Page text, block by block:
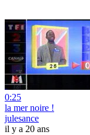
0:25
la mer noire !
julesance
il y a 20 ans